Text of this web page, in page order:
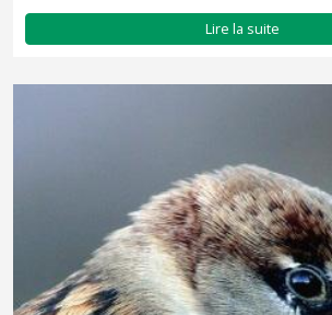
Lire la suite